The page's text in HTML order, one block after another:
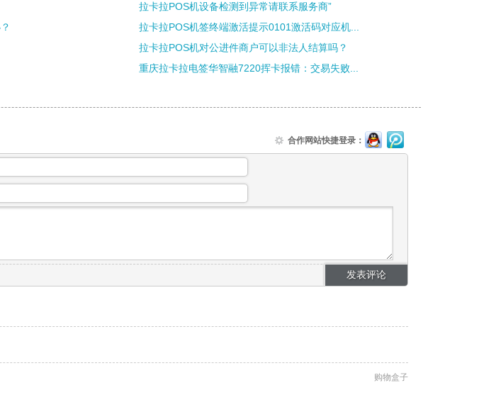
拉卡拉POS机设备检测到异常请联系服务商”
拉卡拉POS机签终端激活提示0101激活码对应机...
拉卡拉POS机对公进件商户可以非法人结算吗？
重庆拉卡拉电签华智融7220挥卡报错：交易失败...
合作网站快捷登录：
购物盒子